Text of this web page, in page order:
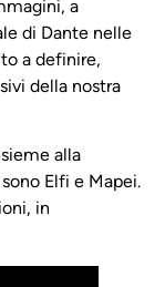
a
di Dante nelle
a definire,
della nostra
alla
Elfi e Mapei.
in